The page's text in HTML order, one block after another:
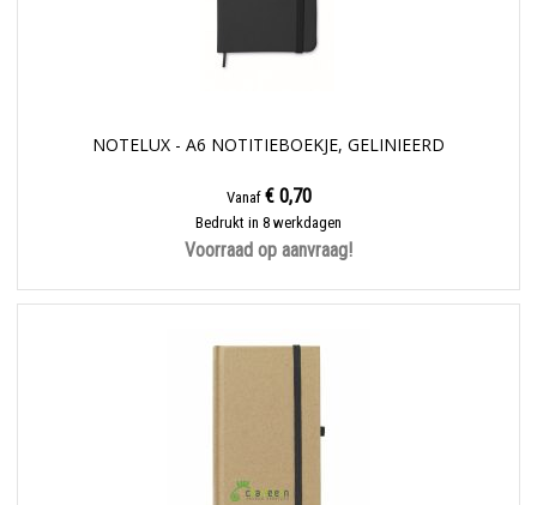
NOTELUX - A6 NOTITIEBOEKJE, GELINIEERD
Vanaf € 0,70
Bedrukt in 8 werkdagen
Voorraad op aanvraag!